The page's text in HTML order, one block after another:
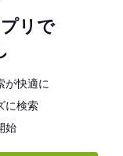
リで
が快適に
に検索
始